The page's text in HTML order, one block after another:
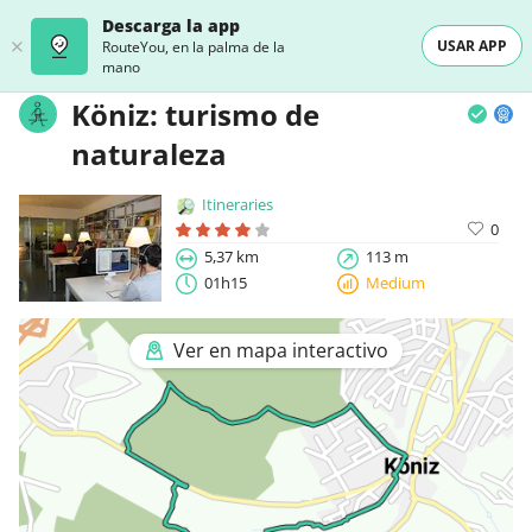
Descarga la app
RouteYou, en la palma de la
mano
USAR APP
Köniz: turismo de
naturaleza
Itineraries
0
5,37 km
113 m
01h15
Medium
Ver en mapa interactivo